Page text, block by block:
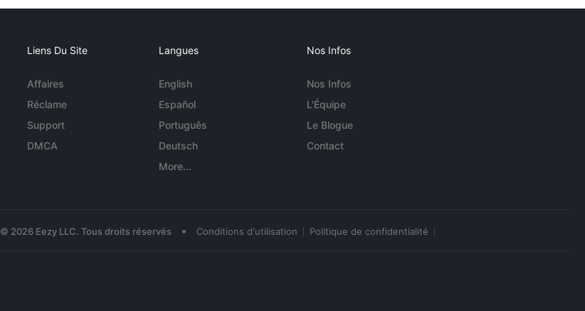
Liens Du Site
Affaires
Réclame
Support
DMCA
Langues
English
Español
Português
Deutsch
More...
Nos Infos
Nos Infos
L'Équipe
Le Blogue
Contact
© 2026 Eezy LLC. Tous droits réservés • Conditions d'utilisation Politique de confidentialité